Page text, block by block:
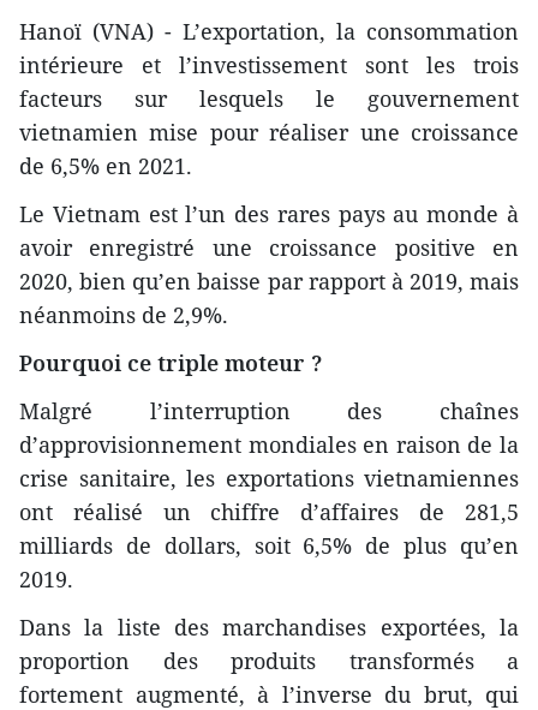
Hanoï (VNA) - L’exportation, la consommation
intérieure et l’investissement sont les trois
facteurs sur lesquels le gouvernement
vietnamien mise pour réaliser une croissance
de 6,5% en 2021.
Le Vietnam est l’un des rares pays au monde à
avoir enregistré une croissance positive en
2020, bien qu’en baisse par rapport à 2019, mais
néanmoins de 2,9%.
Pourquoi ce triple moteur ?
Malgré l’interruption des chaînes
d’approvisionnement mondiales en raison de la
crise sanitaire, les exportations vietnamiennes
ont réalisé un chiffre d’affaires de 281,5
milliards de dollars, soit 6,5% de plus qu’en
2019.
Dans la liste des marchandises exportées, la
proportion des produits transformés a
fortement augmenté, à l’inverse du brut, qui